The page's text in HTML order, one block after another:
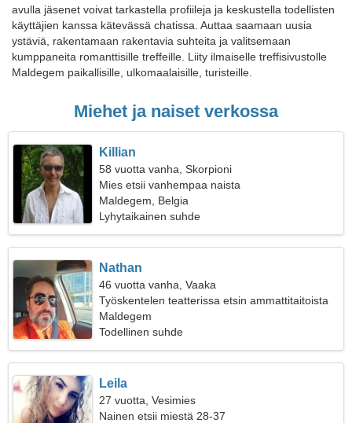
avulla jäsenet voivat tarkastella profiileja ja keskustella todellisten
käyttäjien kanssa kätevässä chatissa. Auttaa saamaan uusia
ystäviä, rakentamaan rakentavia suhteita ja valitsemaan
kumppaneita romanttisille treffeille. Liity ilmaiselle treffisivustolle
Maldegem paikallisille, ulkomaalaisille, turisteille.
Miehet ja naiset verkossa
Killian
58 vuotta vanha, Skorpioni
Mies etsii vanhempaa naista
Maldegem, Belgia
Lyhytaikainen suhde
Nathan
46 vuotta vanha, Vaaka
Työskentelen teatterissa etsin ammattitaitoista
naista
Maldegem
Todellinen suhde
Leila
27 vuotta, Vesimies
Nainen etsii miestä 28-37